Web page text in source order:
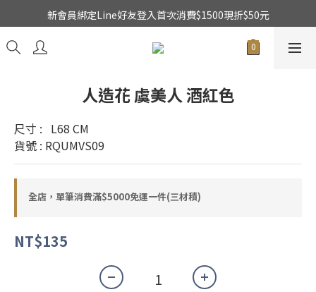
★日本東京堂花材系列全面出清特價中★
新會員綁定Line好友登入首次消費$1500現折$50元
乾燥花不凋花全系列出清買二送一
人造花 虞美人 酒紅色
尺寸 :   L68 CM
貨號 : RQUMVS09
全店，單筆消費滿$5000免運一件(三材積)
NT$135